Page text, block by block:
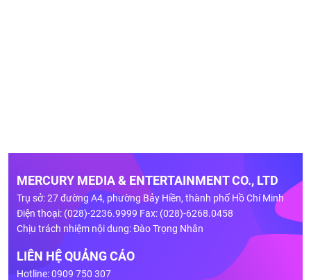
MERCURY MEDIA & ENTERTAINMENT CO., LTD
Trụ sở: 27 đường A4, phường Bảy Hiền, thành phố Hồ Chí Minh
Điện thoại: (028)-2236.9999 Fax: (028)-6268.0458
Chịu trách nhiệm nội dung: Đào Trọng Nhân
LIÊN HỆ QUẢNG CÁO
Hotline: 0909 750 307